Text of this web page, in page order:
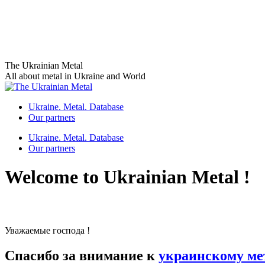
Skip
to
content
The Ukrainian Metal
All about metal in Ukraine and World
Ukraine. Metal. Database
Our partners
Ukraine. Metal. Database
Our partners
Welcome to Ukrainian Metal !
Уважаемые господа !
Спасибо за внимание к украинскому